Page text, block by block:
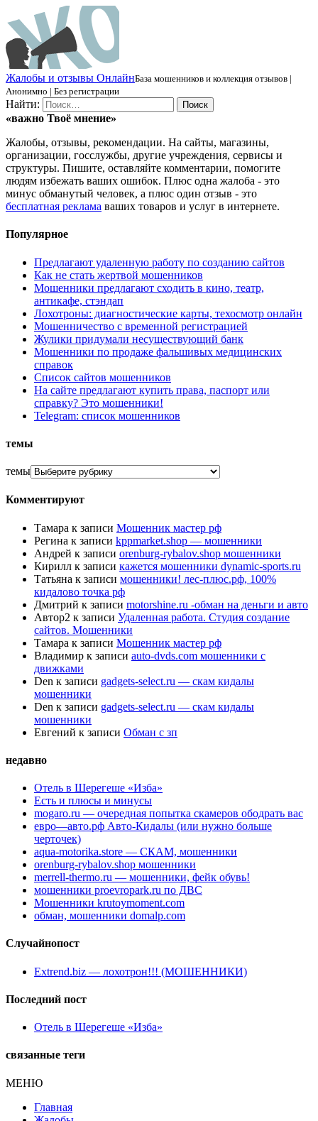
Жалобы и отзывы ОнлайнБаза мошенников и коллекция отзывов |
Анонимно | Без регистрации
Найти:
«важно Твоё мнение»
Жалобы, отзывы, рекомендации. На сайты, магазины,
организации, госслужбы, другие учреждения, сервисы и
структуры. Пишите, оставляйте комментарии, помогите
людям избежать ваших ошибок. Плюс одна жалоба - это
минус обманутый человек, а плюс один отзыв - это
бесплатная реклама ваших товаров и услуг в интернете.
Популярное
Предлагают удаленную работу по созданию сайтов
Как не стать жертвой мошенников
Мошенники предлагают сходить в кино, театр,
антикафе, стэндап
Лохотроны: диагностические карты, техосмотр онлайн
Мошенничество с временной регистрацией
Жулики придумали несуществующий банк
Мошенники по продаже фальшивых медицинских
справок
Список сайтов мошенников
На сайте предлагают купить права, паспорт или
справку? Это мошенники!
Telegram: список мошенников
темы
темы
Комментируют
Тамара к записи Мошенник мастер рф
Регина к записи kppmarket.shop — мошенники
Андрей к записи orenburg-rybalov.shop мошенники
Кирилл к записи кажется мошенники dynamic-sports.ru
Татьяна к записи мошенники! лес-плюс.рф, 100%
кидалово точка рф
Дмитрий к записи motorshine.ru -обман на деньги и авто
Автор2 к записи Удаленная работа. Студия создание
сайтов. Мошенники
Тамара к записи Мошенник мастер рф
Владимир к записи auto-dvds.com мошенники с
движками
Den к записи gadgets-select.ru — скам кидалы
мошенники
Den к записи gadgets-select.ru — скам кидалы
мошенники
Евгений к записи Обман с зп
недавно
Отель в Шерегеше «Изба»
Есть и плюсы и минусы
mogaro.ru — очередная попытка скамеров ободрать вас
евро—авто.рф Авто-Кидалы (или нужно больше
черточек)
aqua-motorika.store — СКАМ, мошенники
orenburg-rybalov.shop мошенники
merrell-thermo.ru — мошенники, фейк обувь!
мошенники proevropark.ru по ДВС
Мошенники krutoymoment.com
обман, мошенники domalp.com
Случайнопост
Еxtrend.biz — лохотрон!!! (МОШЕННИКИ)
Последний пост
Отель в Шерегеше «Изба»
связанные теги
МЕНЮ
Главная